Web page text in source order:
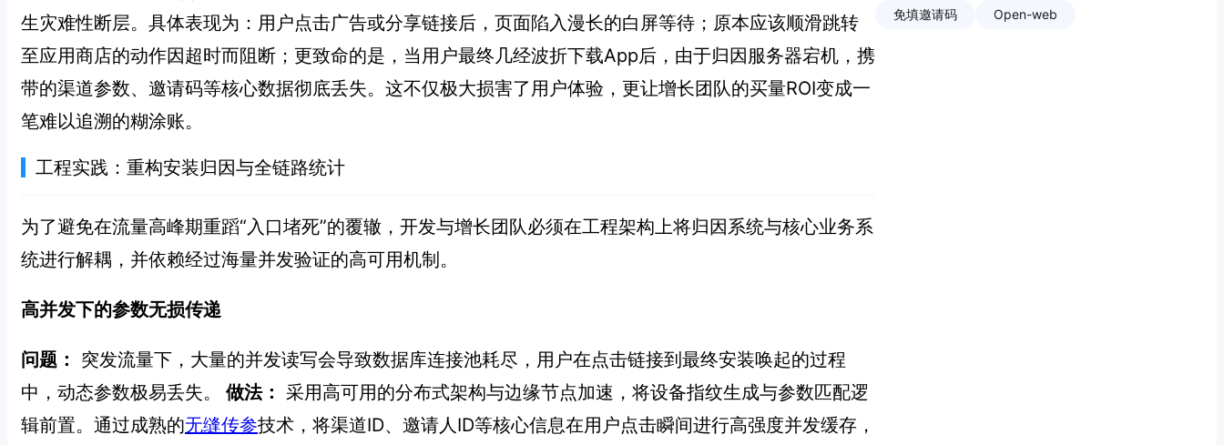
生灾难性断层。具体表现为：用户点击广告或分享链接后，页面陷入漫长的白屏等待；原本应该顺滑跳转
至应用商店的动作因超时而阻断；更致命的是，当用户最终几经波折下载App后，由于归因服务器宕机，携
带的渠道参数、邀请码等核心数据彻底丢失。这不仅极大损害了用户体验，更让增长团队的买量ROI变成一
笔难以追溯的糊涂账。
工程实践：重构安装归因与全链路统计
为了避免在流量高峰期重蹈“入口堵死”的覆辙，开发与增长团队必须在工程架构上将归因系统与核心业务系
统进行解耦，并依赖经过海量并发验证的高可用机制。
高并发下的参数无损传递
问题：
突发流量下，大量的并发读写会导致数据库连接池耗尽，用户在点击链接到最终安装唤起的过程
中，动态参数极易丢失。
做法： 采用高可用的分布式架构与边缘节点加速，将设备指纹生成与参数匹配逻
辑前置。通过成熟的无缝传参技术，将渠道ID、邀请人ID等核心信息在用户点击瞬间进行高强度并发缓存，
免填邀请码
Open-web